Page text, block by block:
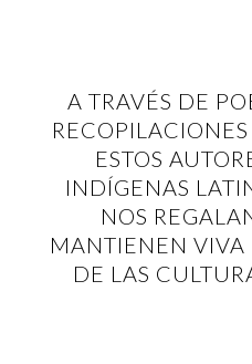
A TRAVÉS DE
ESTOS
INDÍGENAS
NOS
MANTIENEN VIVA
DE LAS